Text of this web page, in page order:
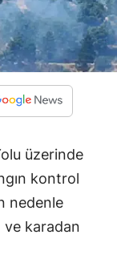
üzerinde
kontrol
nedenle
ve karadan